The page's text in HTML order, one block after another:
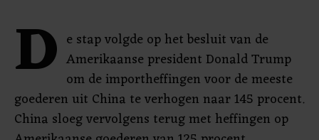
D e stap volgde op het besluit van de
Amerikaanse president Donald Trump
om de importheffingen voor de meeste
goederen uit China te verhogen naar 145 procent.
China sloeg vervolgens terug met heffingen op